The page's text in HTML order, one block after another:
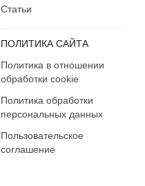
Статьи
ПОЛИТИКА САЙТА
Политика в отношении
обработки cookie
Политика обработки
персональных данных
Пользовательское
соглашение